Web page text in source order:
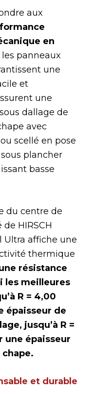
aux
en
les panneaux
une
et
une
dallage de
avec
scellé en pose
plancher
basse
du centre de
HIRSCH
Ultra affiche une
thermique
résistance
les meilleures
R = 4,00
épaisseur de
jusqu’à R =
une épaisseur
chape.
et durable